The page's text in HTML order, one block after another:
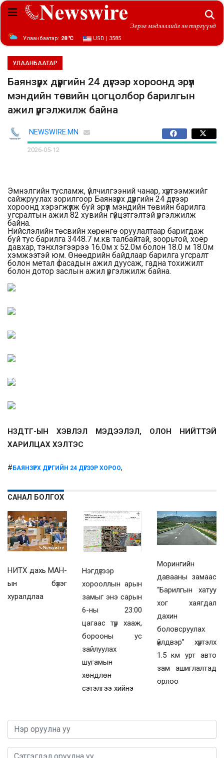
Эерэг мэдээллийг эн тэргүүнд
Улаанбаатар: 28 ℃ USD | 3585
УЛААНБААТАР
Баянзүрх дүүргийн 24 дүгээр хороонд эрүүл
мэндийн төвийн цогцолбор барилгын
ажил үргэлжилж байна
NEWSWIRE.MN
2026-05-12
Эмнэлгийн тусламж, үйлчилгээний чанар, хүртээмжийг
сайжруулах зорилгоор Баянзүрх дүүргийн 24 дүгээр
хороонд хэрэгжүүлж буй эрүүл мэндийн төвийн барилга
угсралтын ажил 82 хувийн гүйцэтгэлтэй үргэлжилж
байна.
Нийслэлийн төсвийн хөрөнгө оруулалтаар баригдаж
буй тус барилга 3448.7 м.кв талбайтай, зоорьтой, хоёр
давхар, тэнхлэгээрээ 16.0м х 52.0м болон 18.0 м 18.0м
хэмжээтэй юм. Өнөөдрийн байдлаар барилга угсралт
болон метал фасадын ажил дуусаж, гадна тохижилт
болон дотор заслын ажил үргэлжилж байна.
НЗДТГ-ЫН ХЭВЛЭЛ МЭДЭЭЛЭЛ, ОЛОН НИЙТТЭЙ
ХАРИЛЦАХ ХЭЛТЭС
# БАЯНЗҮРХ ДҮҮРГИЙН 24 ДҮГЭЭР ХОРОО,
САНАЛ БОЛГОХ
НИТХ дахь МАН-
ын бүлэг
хуралдлаа
Нэгдүгээр
хорооллын арын
замыг энэ сарын
6-ны 23:00
цагаас түр хааж,
борооны ус
зайлуулах
шугамын
хөндлөн
сэтэлгээ хийнэ
Морингийн
давааны замаас
“Барилгын хатуу
хог хаягдал
дахин
боловсруулах
үйлдвэр” хүртэлх
1.5 км урт авто
зам ашиглалтад
орлоо